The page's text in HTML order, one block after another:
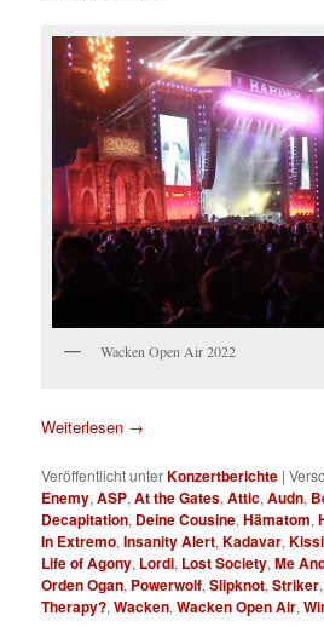
Wacken Open Air 2022
Weiterlesen →
Veröffentlicht unterKonzertberichte |
Enemy,ASP,At the Gates,Attic,Audn,
Decapitation, Deine Cousine,Hämatom,
In Extremo,Insanity Alert,Kadavar,
Life of Agony, Lordi, Lost Society,Me
Orden Ogan, Powerwolf,Slipknot,Striker
Therapy?,Wacken,Wacken Open Air,